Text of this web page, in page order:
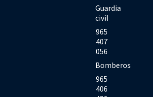
Guardia
civil
965
407
056
Bomberos
965
406